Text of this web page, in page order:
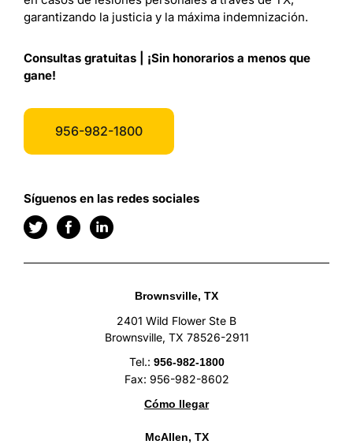
garantizando la justicia y la máxima indemnización.
Consultas gratuitas | ¡Sin honorarios a menos que
gane!
956-982-1800
Síguenos en las redes sociales
Brownsville, TX
2401 Wild Flower Ste B
Brownsville, TX 78526-2911
Tel.: 956-982-1800
Fax: 956-982-8602
Cómo llegar
McAllen, TX